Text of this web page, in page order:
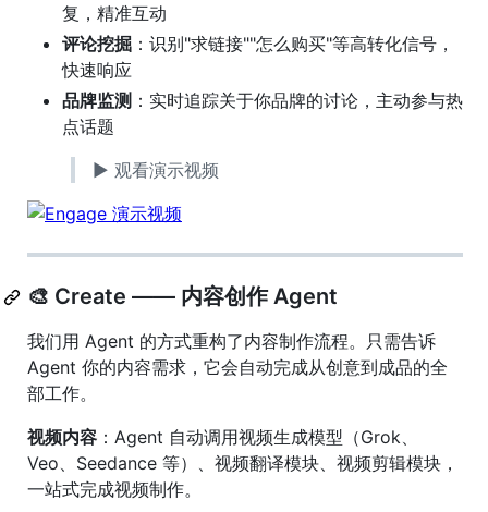
复，精准互动
评论挖掘 ：识别"求链接""怎么购买"等高转化信号，
快速响应
品牌监测 ：实时追踪关于你品牌的讨论，主动参与热
点话题
▶ 观看演示视频
🎨 Create —— 内容创作 Agent
我们用 Agent 的方式重构了内容制作流程。只需告诉
Agent 你的内容需求，它会自动完成从创意到成品的全
部工作。
视频内容 ：Agent 自动调用视频生成模型（Grok、
Veo、Seedance 等）、视频翻译模块、视频剪辑模块，
一站式完成视频制作。